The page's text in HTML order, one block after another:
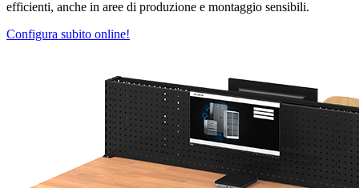
efficienti, anche in aree di produzione e montaggio sensibili.
Configura subito online!